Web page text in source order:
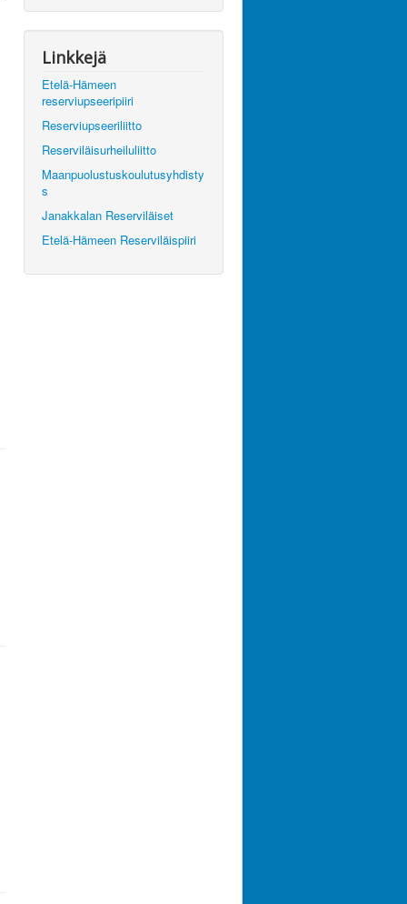
Linkkejä
Etelä-Hämeen
reserviupseeripiiri
Reserviupseeriliitto
Reserviläisurheiluliitto
Maanpuolustuskoulutusyhdisty
s
Janakkalan Reserviläiset
Etelä-Hämeen Reserviläispiiri